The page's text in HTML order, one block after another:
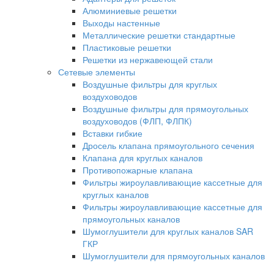
Алюминиевые решетки
Выходы настенные
Металлические решетки стандартные
Пластиковые решетки
Решетки из нержавеющей стали
Сетевые элементы
Воздушные фильтры для круглых
воздуховодов
Воздушные фильтры для прямоугольных
воздуховодов (ФЛП, ФЛПК)
Вставки гибкие
Дросель клапана прямоугольного сечения
Клапана для круглых каналов
Противопожарные клапана
Фильтры жироулавливающие кассетные для
круглых каналов
Фильтры жироулавливающие кассетные для
прямоугольных каналов
Шумоглушители для круглых каналов SAR
ГКР
Шумоглушители для прямоугольных каналов